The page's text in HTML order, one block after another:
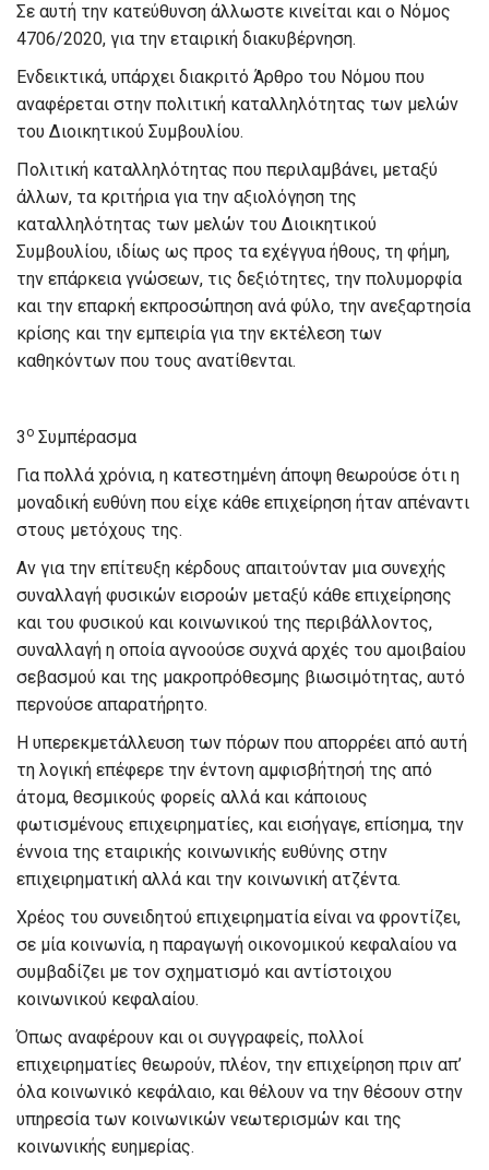
Σε αυτή την κατεύθυνση άλλωστε κινείται και ο Νόμος
4706/2020, για την εταιρική διακυβέρνηση.
Ενδεικτικά, υπάρχει διακριτό Άρθρο του Νόμου που
αναφέρεται στην πολιτική καταλληλότητας των μελών
του Διοικητικού Συμβουλίου.
Πολιτική καταλληλότητας που περιλαμβάνει, μεταξύ
άλλων, τα κριτήρια για την αξιολόγηση της
καταλληλότητας των μελών του Διοικητικού
Συμβουλίου, ιδίως ως προς τα εχέγγυα ήθους, τη φήμη,
την επάρκεια γνώσεων, τις δεξιότητες, την πολυμορφία
και την επαρκή εκπροσώπηση ανά φύλο, την ανεξαρτησία
κρίσης και την εμπειρία για την εκτέλεση των
καθηκόντων που τους ανατίθενται.
3 ο Συμπέρασμα
Για πολλά χρόνια, η κατεστημένη άποψη θεωρούσε ότι η
μοναδική ευθύνη που είχε κάθε επιχείρηση ήταν απέναντι
στους μετόχους της.
Αν για την επίτευξη κέρδους απαιτούνταν μια συνεχής
συναλλαγή φυσικών εισροών μεταξύ κάθε επιχείρησης
και του φυσικού και κοινωνικού της περιβάλλοντος,
συναλλαγή η οποία αγνοούσε συχνά αρχές του αμοιβαίου
σεβασμού και της μακροπρόθεσμης βιωσιμότητας, αυτό
περνούσε απαρατήρητο.
Η υπερεκμετάλλευση των πόρων που απορρέει από αυτή
τη λογική επέφερε την έντονη αμφισβήτησή της από
άτομα, θεσμικούς φορείς αλλά και κάποιους
φωτισμένους επιχειρηματίες, και εισήγαγε, επίσημα, την
έννοια της εταιρικής κοινωνικής ευθύνης στην
επιχειρηματική αλλά και την κοινωνική ατζέντα.
Χρέος του συνειδητού επιχειρηματία είναι να φροντίζει,
σε μία κοινωνία, η παραγωγή οικονομικού κεφαλαίου να
συμβαδίζει με τον σχηματισμό και αντίστοιχου
κοινωνικού κεφαλαίου.
Όπως αναφέρουν και οι συγγραφείς, πολλοί
επιχειρηματίες θεωρούν, πλέον, την επιχείρηση πριν απ’
όλα κοινωνικό κεφάλαιο, και θέλουν να την θέσουν στην
υπηρεσία των κοινωνικών νεωτερισμών και της
κοινωνικής ευημερίας.